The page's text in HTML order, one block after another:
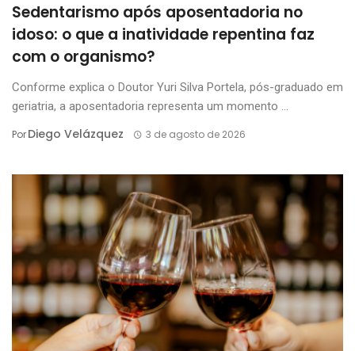
Sedentarismo após aposentadoria no
idoso: o que a inatividade repentina faz
com o organismo?
Conforme explica o Doutor Yuri Silva Portela, pós-graduado em
geriatria, a aposentadoria representa um momento ...
PorDiego Velázquez 3 de agosto de 2026